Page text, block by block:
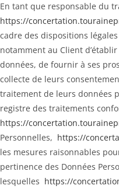
En tant que responsable du
https://
cadre des dispositions
notamment au Client
données, de fournir à ses
collecte de leurs
traitement de leurs données
registre des traitements
https://
Personnelles, https://
les mesures raisonnables
pertinence des Données
lesquelles https://